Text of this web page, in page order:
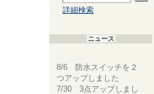
詳細検索
ニュース
8/6 防水スイッチを２
つアップしました
7/30 3点アップしまし